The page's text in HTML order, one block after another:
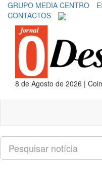
GRUPO MEDIA CENTRO
CONTACTOS
8 de Agosto de 2026 |
Pesquisar